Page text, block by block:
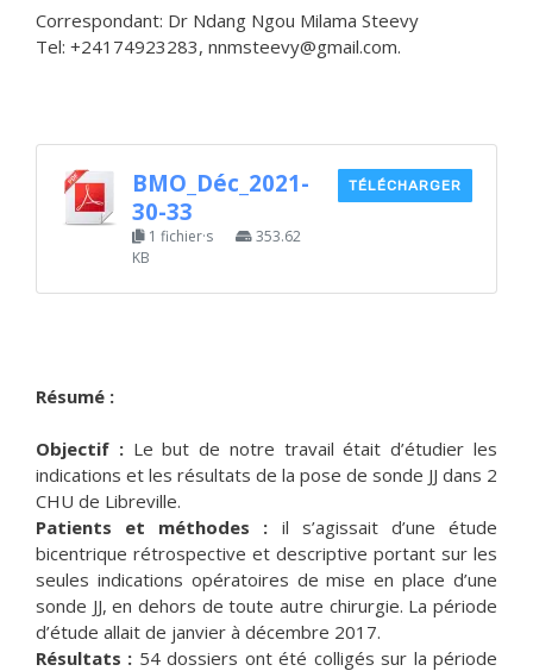
Correspondant: Dr Ndang Ngou Milama Steevy
Tel: +24174923283, nnmsteevy@gmail.com.
BMO_Déc_2021-
30-33
1 fichier·s
353.62
KB
TÉLÉCHARGER
Résumé :
Objectif :Le but de notre travail était d’étudier les
indications et les résultats de la pose de sonde JJ dans 2
CHU de Libreville.
Patients et méthodes : il s’agissait d’une étude
bicentrique rétrospective et descriptive portant sur les
seules indications opératoires de mise en place d’une
sonde JJ, en dehors de toute autre chirurgie. La période
d’étude allait de janvier à décembre 2017.
Résultats : 54 dossiers ont été colligés sur la période